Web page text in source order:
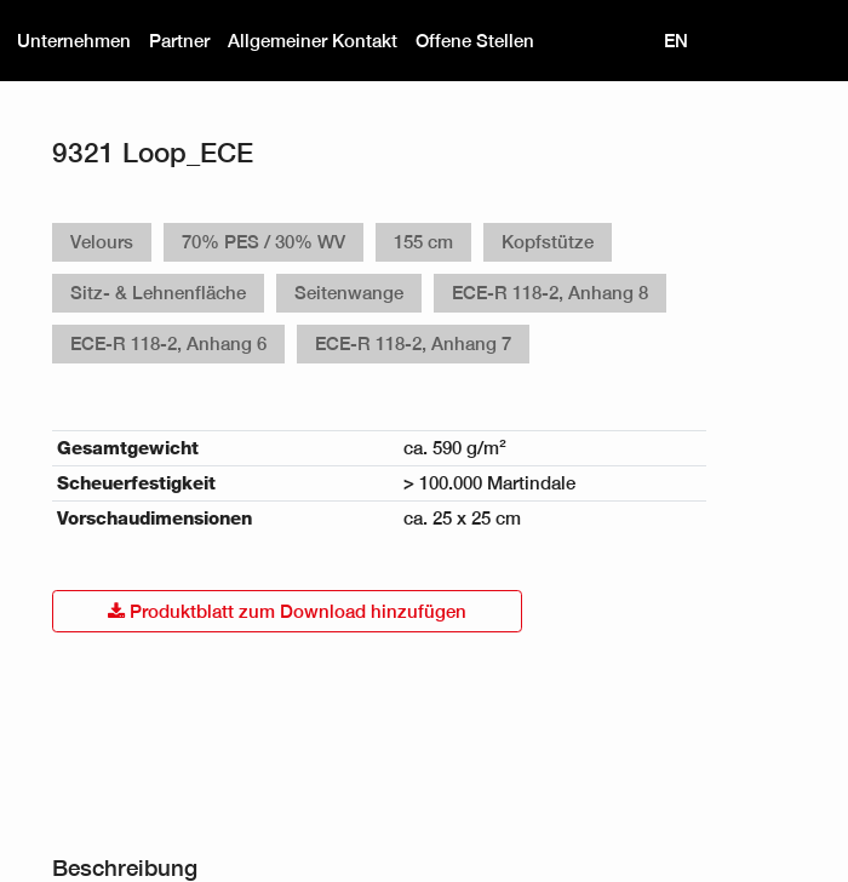
Unternehmen Partner Allgemeiner Kontakt Offene Stellen EN
9321 Loop_ECE
Velours 70% PES / 30% WV 155 cm Kopfstütze
Sitz- & Lehnenfläche Seitenwange ECE-R 118-2, Anhang 8
ECE-R 118-2, Anhang 6 ECE-R 118-2, Anhang 7
Gesamtgewicht
ca. 590 g/m²
Scheuerfestigkeit
> 100.000 Martindale
Vorschaudimensionen
ca. 25 x 25 cm
Produktblatt zum Download hinzufügen
Beschreibung